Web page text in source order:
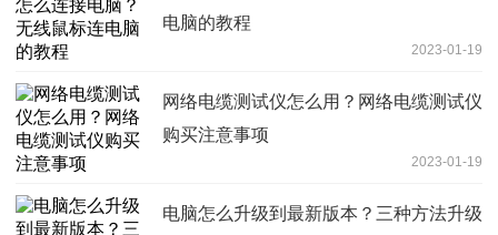
电脑的教程
2023-01-19
网络电缆测试仪怎么用？网络电缆测试仪
购买注意事项
2023-01-19
电脑怎么升级到最新版本？三种方法升级